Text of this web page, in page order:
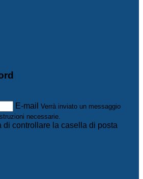
E-mail Verrà inviato un messaggio
necessarie.
di controllare la casella di posta